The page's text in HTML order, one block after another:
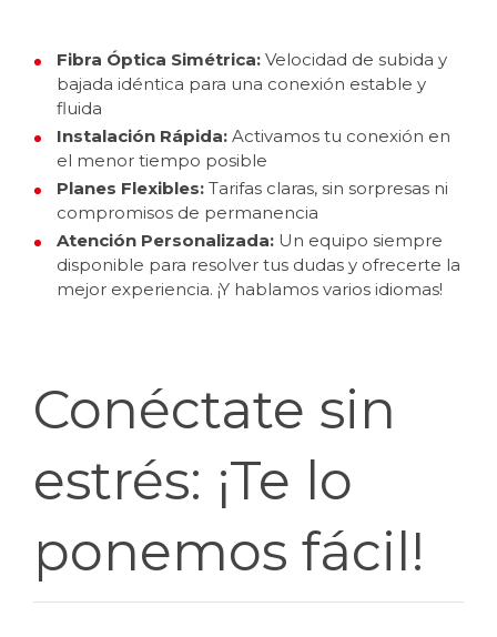
Fibra Óptica Simétrica: Velocidad de subida y
bajada idéntica para una conexión estable y
fluida
Instalación Rápida: Activamos tu conexión en
el menor tiempo posible
Planes Flexibles: Tarifas claras, sin sorpresas ni
compromisos de permanencia
Atención Personalizada: Un equipo siempre
disponible para resolver tus dudas y ofrecerte la
mejor experiencia. ¡Y hablamos varios idiomas!
Conéctate sin
estrés: ¡Te lo
ponemos fácil!